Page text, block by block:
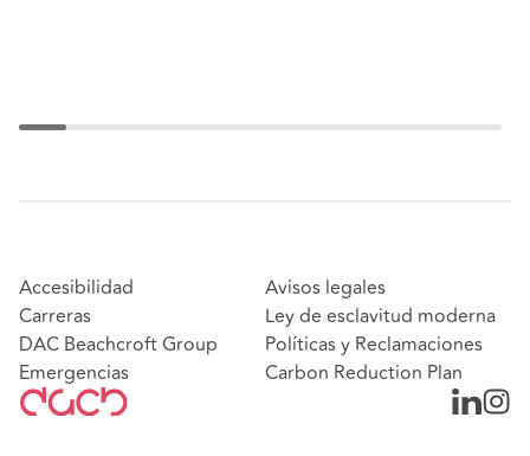
Accesibilidad
Carreras
DAC Beachcroft Group
Emergencias
Avisos legales
Ley de esclavitud moderna
Políticas y Reclamaciones
Carbon Reduction Plan